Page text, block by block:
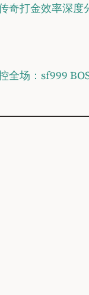
奇打金效率深度
全场：sf999